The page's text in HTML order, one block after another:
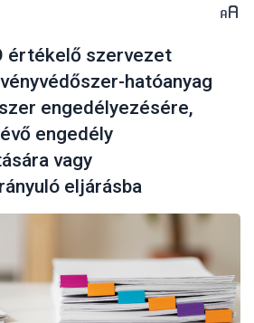
értékelő szervezet
hatóanyag
engedélyezésére,
engedély
vagy
eljárásba